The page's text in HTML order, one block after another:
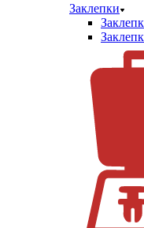
Заклепки